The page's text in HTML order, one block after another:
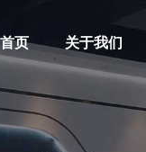
首页 关于我们